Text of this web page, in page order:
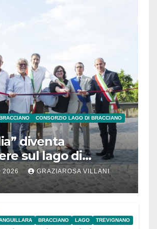
CONSORZIO LAGO DI BRACCIANO
diventa
sul lago di
ieri
2026 GRAZIAROSA VILLANI
BRACCIANO LAGO TREVIGNANO